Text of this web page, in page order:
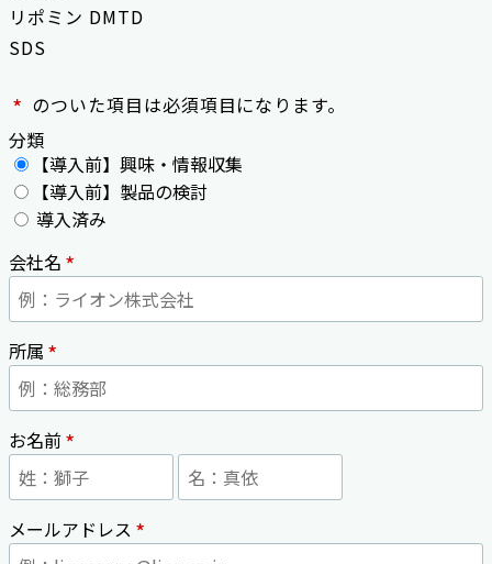
リポミン DMTD
SDS
* のついた項目は必須項目になります。
分類
【導入前】興味・情報収集
【導入前】製品の検討
導入済み
会社名 *
所属 *
お名前*
メールアドレス *